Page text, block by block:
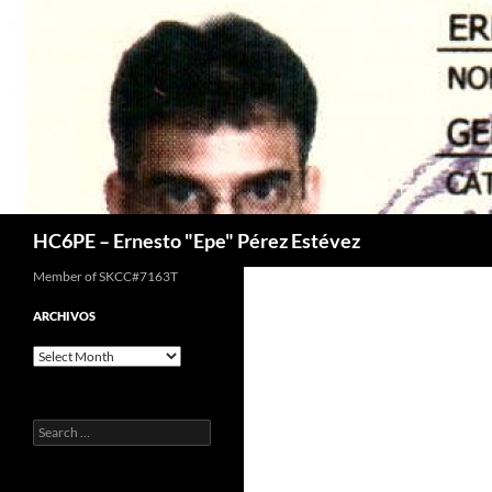
HC6PE – Ernesto "Epe" Pérez Estévez
Member of SKCC#7163T
ARCHIVOS
Archivos
Search
for: